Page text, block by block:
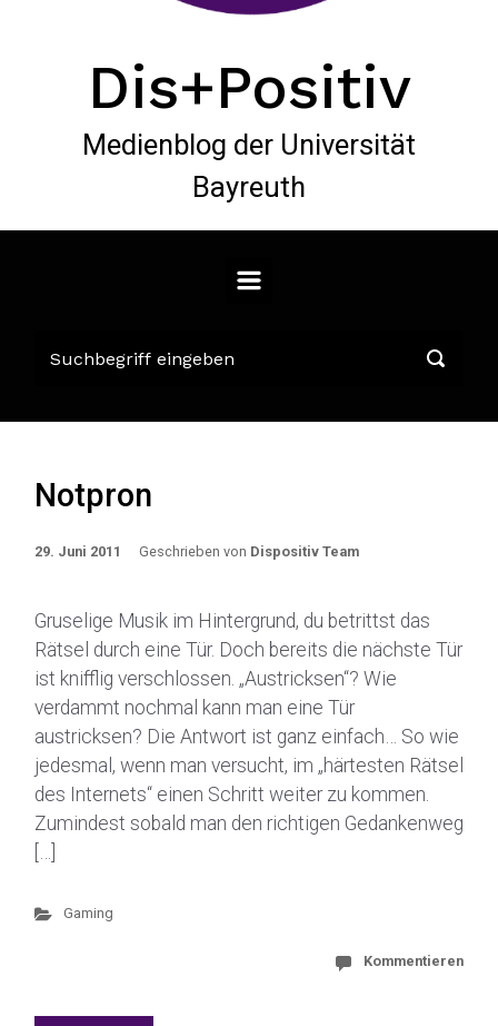
Dis+Positiv
Medienblog der Universität
Bayreuth
Notpron
29. Juni 2011 Geschrieben von Dispositiv Team
Gruselige Musik im Hintergrund, du betrittst das
Rätsel durch eine Tür. Doch bereits die nächste Tür
ist knifflig verschlossen. „Austricksen“? Wie
verdammt nochmal kann man eine Tür
austricksen? Die Antwort ist ganz einfach… So wie
jedesmal, wenn man versucht, im „härtesten Rätsel
des Internets“ einen Schritt weiter zu kommen.
Zumindest sobald man den richtigen Gedankenweg
[…]
Gaming
Kommentieren